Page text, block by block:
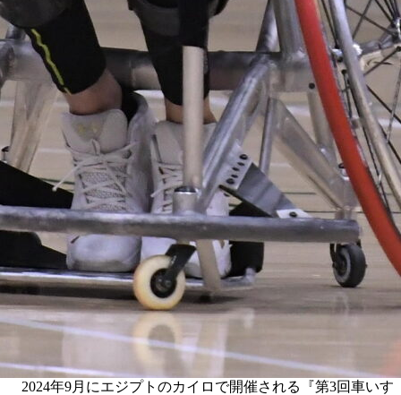
2024年9月にエジプトのカイロで開催される『第3回車いす